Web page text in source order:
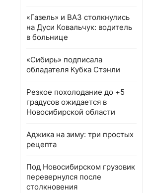
«Газель» и ВАЗ столкнулись
на Дуси Ковальчук: водитель
в больнице
«Сибирь» подписала
обладателя Кубка Стэнли
Резкое похолодание до +5
градусов ожидается в
Новосибирской области
Аджика на зиму: три простых
рецепта
Под Новосибирском грузовик
перевернулся после
столкновения